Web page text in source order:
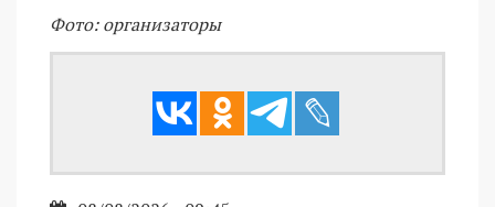
Фото: организаторы